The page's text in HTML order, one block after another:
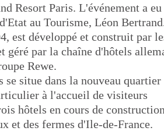
Resort Paris. L'événement a
au Tourisme, Léon
est développé et construit par
géré par la chaîne d'hôtels
Rewe.
se situe dans la nouveau
à l'accueil de visiteurs
hôtels en cours de
et des fermes d'Ile-de-France.